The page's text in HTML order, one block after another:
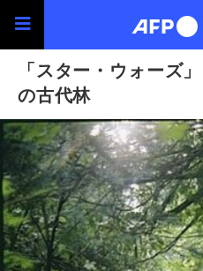
「スター・ウォーズ
の古代林